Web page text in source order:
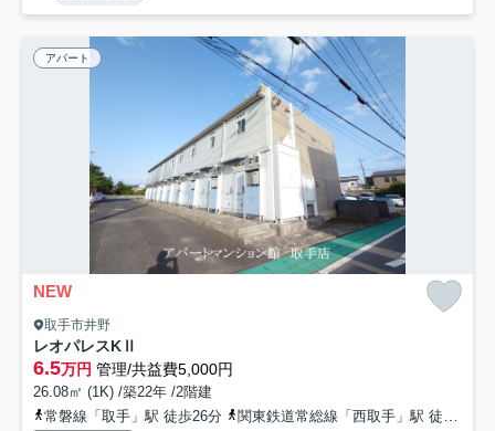
アパート
NEW
取手市井野
レオパレスKⅡ
6.5万円 管理/共益費5,000円
26.08㎡ (1K) /築22年 /2階建
常磐線「取手」駅 徒歩26分
関東鉄道常総線「西取手」駅 徒歩34分